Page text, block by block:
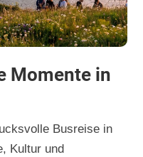
Momente in
Busreise in
Kultur und